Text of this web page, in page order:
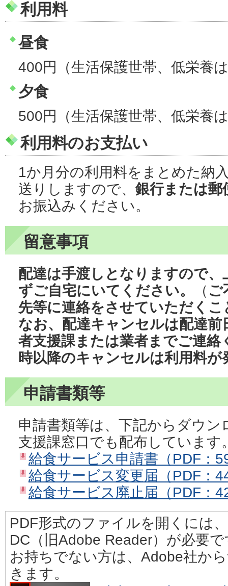
利用料
昼食
400円（生活保護世帯、低栄養
夕食
500円（生活保護世帯、低栄養
利用料のお支払い
1か月分の利用料をまとめた納
送りしますので、 銀行または郵
お振込みください。
留意事項
配達は手渡しとなりますので
ずご自宅にいてください。
（ ご
先等に連絡をさせていただく
なお、配達キャンセルは配達
者支援課または業者までご連絡
時以降のキャンセルは利用料が
申請書類等
申請書類等は、下記からダウ
支援課窓口でも配布しています
給食サービス申請書（PDF：
給食サービス変更届（PDF：
給食サービス廃止届（PDF：
PDF形式のファイルを開くには
DC（旧Adobe Reader）が必要
お持ちでない方は、Adobe社か
きます。